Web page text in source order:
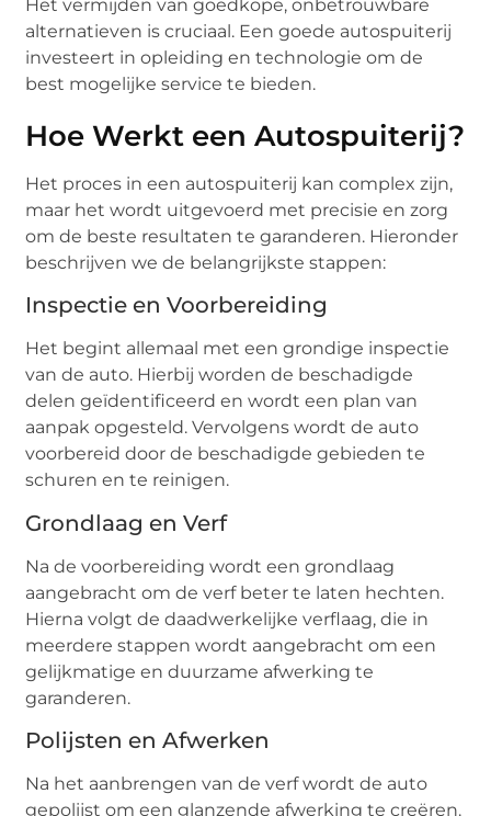
Het vermijden van goedkope, onbetrouwbare
alternatieven is cruciaal. Een goede autospuiterij
investeert in opleiding en technologie om de
best mogelijke service te bieden.
Hoe Werkt een Autospuiterij?
Het proces in een autospuiterij kan complex zijn,
maar het wordt uitgevoerd met precisie en zorg
om de beste resultaten te garanderen. Hieronder
beschrijven we de belangrijkste stappen:
Inspectie en Voorbereiding
Het begint allemaal met een grondige inspectie
van de auto. Hierbij worden de beschadigde
delen geïdentificeerd en wordt een plan van
aanpak opgesteld. Vervolgens wordt de auto
voorbereid door de beschadigde gebieden te
schuren en te reinigen.
Grondlaag en Verf
Na de voorbereiding wordt een grondlaag
aangebracht om de verf beter te laten hechten.
Hierna volgt de daadwerkelijke verflaag, die in
meerdere stappen wordt aangebracht om een
gelijkmatige en duurzame afwerking te
garanderen.
Polijsten en Afwerken
Na het aanbrengen van de verf wordt de auto
gepolijst om een glanzende afwerking te creëren.